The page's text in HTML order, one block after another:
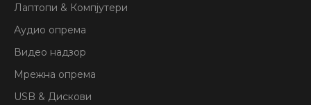
Лаптопи & Компјутери
Аудио опрема
Видео надзор
Мрежна опрема
USB & Дискови